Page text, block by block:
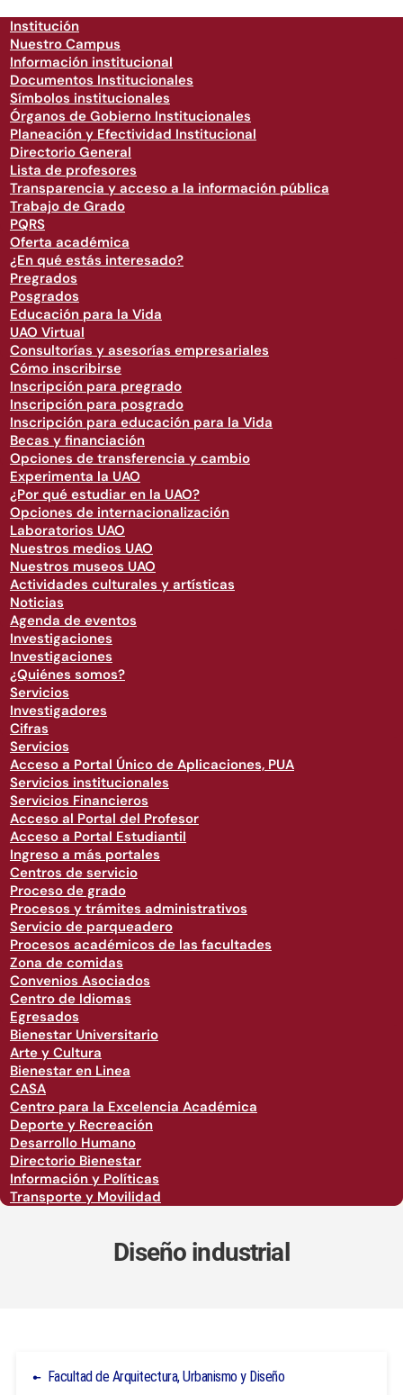
Institución
Nuestro Campus
Información institucional
Documentos Institucionales
Símbolos institucionales
Órganos de Gobierno Institucionales
Planeación y Efectividad Institucional
Directorio General
Lista de profesores
Transparencia y acceso a la información pública
Trabajo de Grado
PQRS
Oferta académica
¿En qué estás interesado?
Pregrados
Posgrados
Educación para la Vida
UAO Virtual
Consultorías y asesorías empresariales
Cómo inscribirse
Inscripción para pregrado
Inscripción para posgrado
Inscripción para educación para la Vida
Becas y financiación
Opciones de transferencia y cambio
Experimenta la UAO
¿Por qué estudiar en la UAO?
Opciones de internacionalización
Laboratorios UAO
Nuestros medios UAO
Nuestros museos UAO
Actividades culturales y artísticas
Noticias
Agenda de eventos
Investigaciones
Investigaciones
¿Quiénes somos?
Servicios
Investigadores
Cifras
Servicios
Acceso a Portal Único de Aplicaciones, PUA
Servicios institucionales
Servicios Financieros
Acceso al Portal del Profesor
Acceso a Portal Estudiantil
Ingreso a más portales
Centros de servicio
Proceso de grado
Procesos y trámites administrativos
Servicio de parqueadero
Procesos académicos de las facultades
Zona de comidas
Convenios Asociados
Centro de Idiomas
Egresados
Bienestar Universitario
Arte y Cultura
Bienestar en Linea
CASA
Centro para la Excelencia Académica
Deporte y Recreación
Desarrollo Humano
Directorio Bienestar
Información y Políticas
Transporte y Movilidad
Diseño industrial
Facultad de Arquitectura, Urbanismo y Diseño